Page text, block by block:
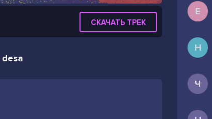
СКАЧАТЬ ТРЕК
E
Н
Ч